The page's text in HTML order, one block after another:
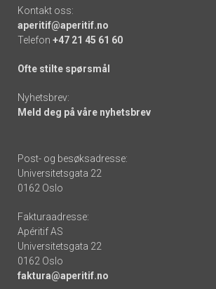
Kontakt oss:
aperitif@aperitif.no
Telefon +47 21 45 61 60
Ofte stilte spørsmål
Nyhetsbrev:
Meld deg på våre nyhetsbrev
Post- og besøksadresse:
Universitetsgata 22
0162 Oslo
Fakturaadresse:
Apéritif AS
Universitetsgata 22
0162 Oslo
faktura@aperitif.no